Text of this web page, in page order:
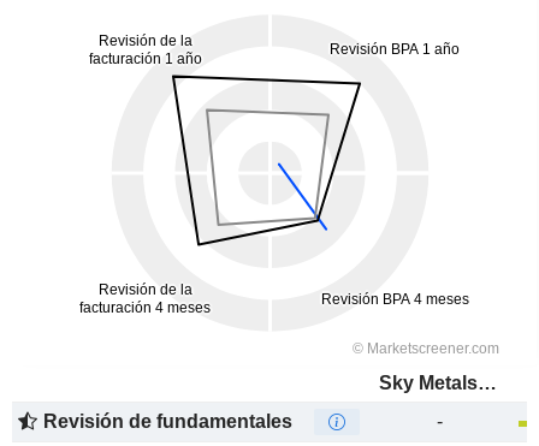
Sky Metals Limited
Revisión de fundamentales
-